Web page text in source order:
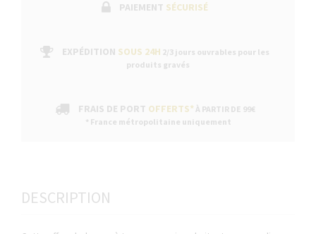
PAIEMENT SÉCURISÉ
EXPÉDITION SOUS 24H 2/3 jours ouvrables pour les
produits gravés
FRAIS DE PORT OFFERTS* À PARTIR DE 99€
* France métropolitaine uniquement
DESCRIPTION